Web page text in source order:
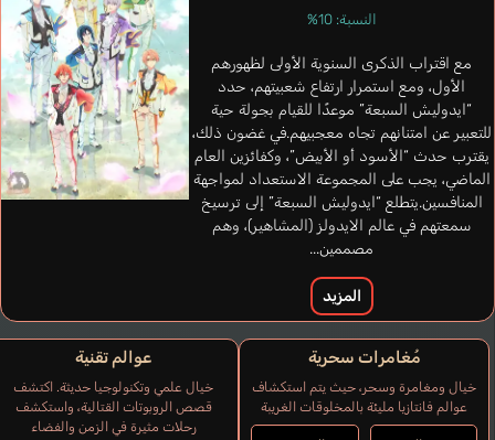
النسبة: 10%
مع اقتراب الذكرى السنوية الأولى لظهورهم
الأول، ومع استمرار ارتفاع شعبيتهم، حدد
“ايدوليش السبعة” موعدًا للقيام بجولة حية
للتعبير عن امتنانهم تجاه معجبيهم.في غضون ذلك،
يقترب حدث “الأسود أو الأبيض”، وكفائزين العام
الماضي، يجب على المجموعة الاستعداد لمواجهة
المنافسين.يتطلع “ايدوليش السبعة” إلى ترسيخ
سمعتهم في عالم الايدولز (المشاهير)، وهم
مصممين...
المزيد
مُغامرات سحرية
خيال ومغامرة وسحر، حيث يتم استكشاف
عوالم فانتازيا مليئة بالمخلوقات الغريبة
عوالم تقنية
خيال علمي وتكنولوجيا حديثة. اكتشف
قصص الروبوتات القتالية، واستكشف
رحلات مثيرة في الزمن والفضاء